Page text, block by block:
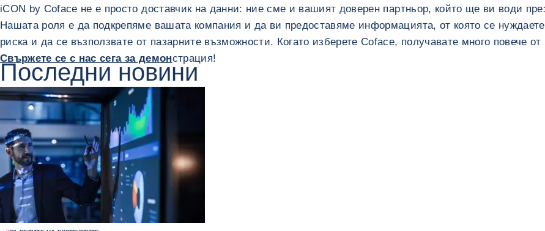
iCON by Coface не е просто доставчик на данни: ние сме и вашият доверен партньор, който ще ви води
Нашата роля е да подкрепяме вашата компания и да ви предоставяме информацията, от която се
риска и да се възползвате от пазарните възможности. Когато изберете Coface, получавате много повече
Свържете се с нас сега за демонстрация!
Последни новини